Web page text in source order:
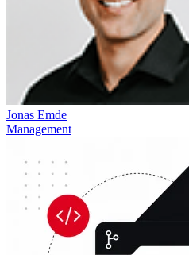
Jonas Emde
Management